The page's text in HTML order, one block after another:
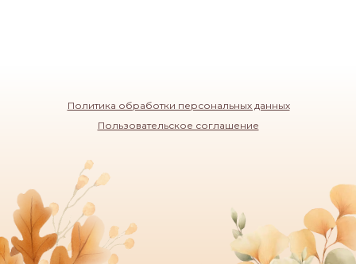
Политика обработки персональных данных
Пользовательское соглашение